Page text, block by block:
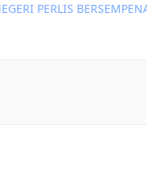
PERLIS